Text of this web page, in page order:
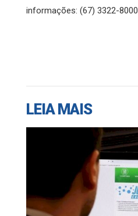
informações: (67) 3322-8000
LEIA MAIS